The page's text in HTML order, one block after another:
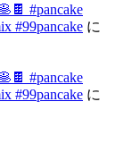
#pancake
#99pancake に
#pancake
#99pancake に